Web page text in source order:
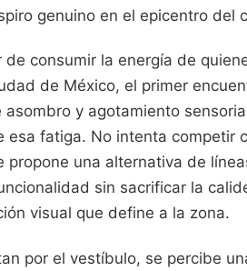
genuino en el epicentro del
consumir la energía de
de México, el primer
y agotamiento
fatiga. No intenta competir
una alternativa de
sin sacrificar la
visual que define a la zona.
por el vestíbulo, se percibe